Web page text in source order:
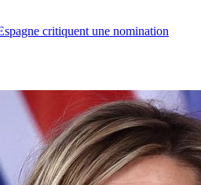
critiquent une nomination